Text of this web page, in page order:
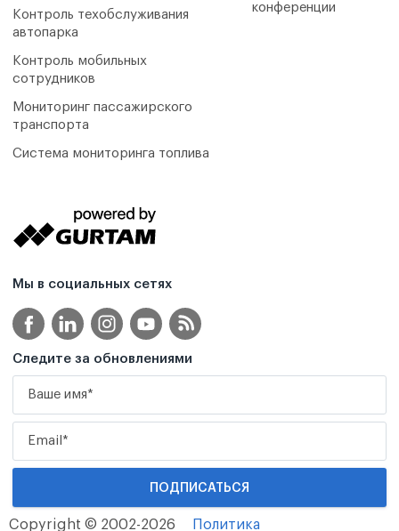
Контроль техобслуживания
автопарка
Контроль мобильных
сотрудников
Мониторинг пассажирского
транспорта
Система мониторинга топлива
конференции
Мы в социальных сетях
Следите за обновлениями
Copyright © 2002-2026 Политика